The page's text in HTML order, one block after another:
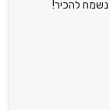
נשמח להכיר!